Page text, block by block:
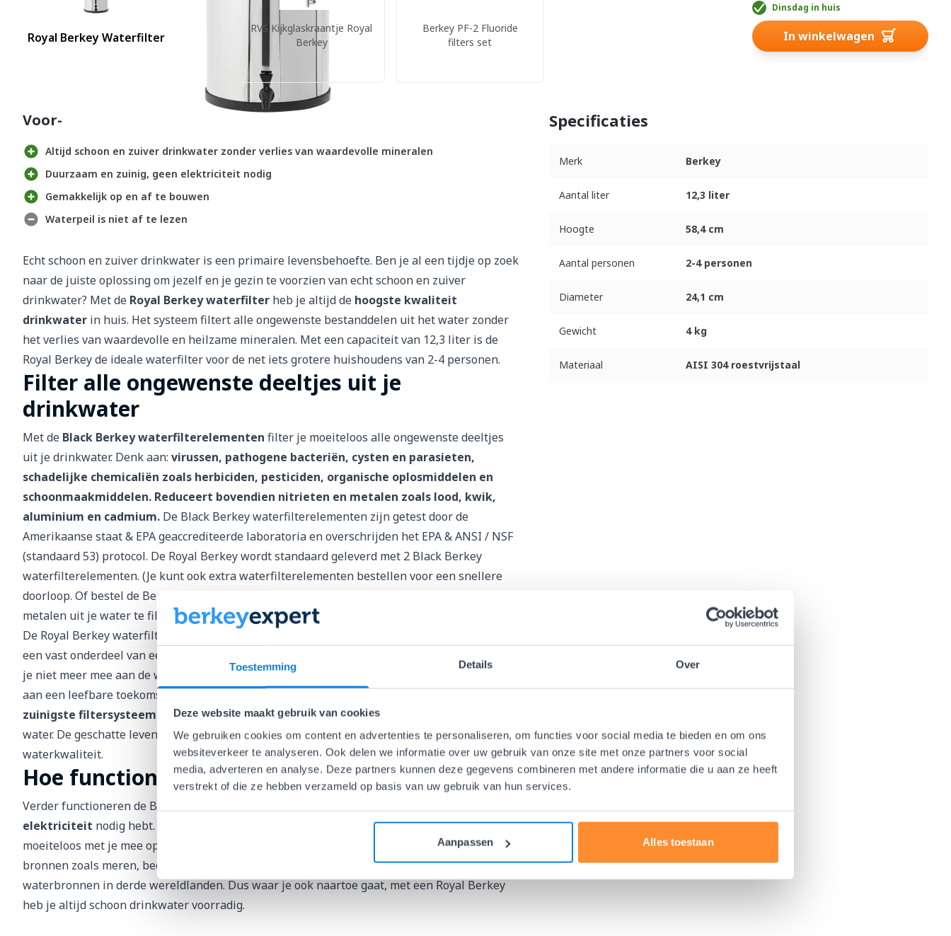
Toestemming Details Over
Deze website maakt gebruik van cookies
We gebruiken cookies om content en advertenties te personaliseren, om functies voor social media te bieden en om ons
websiteverkeer te analyseren. Ook delen we informatie over uw gebruik van onze site met onze partners voor social
media, adverteren en analyse. Deze partners kunnen deze gegevens combineren met andere informatie die u aan ze heeft
verstrekt of die ze hebben verzameld op basis van uw gebruik van hun services.
Aanpassen Alles toestaan
Royal Berkey Waterfilter
RVS Kijkglaskraantje Royal
Berkey
Berkey PF-2 Fluoride
filters set
Dinsdag in huis
In winkelwagen
Voor- en nadelen
Altijd schoon en zuiver drinkwater zonder verlies van waardevolle mineralen
Duurzaam en zuinig, geen elektriciteit nodig
Gemakkelijk op en af te bouwen
Waterpeil is niet af te lezen
Echt schoon en zuiver drinkwater is een primaire levensbehoefte. Ben je al een tijdje op zoek
naar de juiste oplossing om jezelf en je gezin te voorzien van echt schoon en zuiver
drinkwater? Met de Royal Berkey waterfilter heb je altijd de hoogste kwaliteit
drinkwater in huis. Het systeem filtert alle ongewenste bestanddelen uit het water zonder
het verlies van waardevolle en heilzame mineralen. Met een capaciteit van 12,3 liter is de
Royal Berkey de ideale waterfilter voor de net iets grotere huishoudens van 2-4 personen.
Filter alle ongewenste deeltjes uit je
drinkwater
Met de Black Berkey waterfilterelementen filter je moeiteloos alle ongewenste deeltjes
uit je drinkwater. Denk aan: virussen, pathogene bacteriën, cysten en parasieten,
schadelijke chemicaliën zoals herbiciden, pesticiden, organische oplosmiddelen en
schoonmaakmiddelen. Reduceert bovendien nitrieten en metalen zoals lood, kwik,
aluminium en cadmium. De Black Berkey waterfilterelementen zijn getest door de
Amerikaanse staat & EPA geaccrediteerde laboratoria en overschrijden het EPA & ANSI / NSF
(standaard 53) protocol. De Royal Berkey wordt standaard geleverd met 2 Black Berkey
waterfilterelementen. (Je kunt ook extra waterfilterelementen bestellen voor een snellere
doorloop. Of bestel de Berkey PF-2 Fluoride en Arsenicum Filters
metalen uit je water te filteren.)
De Royal Berkey waterfilter is niet meer weg te denken uit onze huishoudens en inmiddels
een vast onderdeel van een gezonde en bewuste levensstijl. Met jouw nieuwe aanschaf
je niet meer mee aan de wegwerp economie van flessenwater en draag je een steentje bij
aan een leefbare toekomst. Daarnaast is het Berkey filtersysteem het
zuinigste filtersysteem op de markt. Elk Black Berkey-filterelement zuivert tot 11.350 liter
water. De geschatte levensduur ligt tussen de 2 en 10 jaar, afhankelijk van het gebruik en de
waterkwaliteit.
Hoe functioneert de Royal Berkey waterfilter?
Verder functioneren de Berkey waterfilters op
elektriciteit nodig hebt. Het systeem is makkelijk op en af te bouwen en kan dus ook
moeiteloos met je mee op reis.
De Royal Berkey zuivert zowaar water van natuurlijke
bronnen zoals meren, beekjes, stilstaande vijvers en zelfs zwaar verontreinigde
waterbronnen in derde wereldlanden. Dus waar je ook naartoe gaat, met een Royal Berkey
heb je altijd schoon drinkwater voorradig.
Specificaties
Merk Berkey
Aantal liter 12,3 liter
Hoogte 58,4 cm
Aantal personen 2-4 personen
Diameter 24,1 cm
Gewicht 4 kg
Materiaal AISI 304 roestvrijstaal